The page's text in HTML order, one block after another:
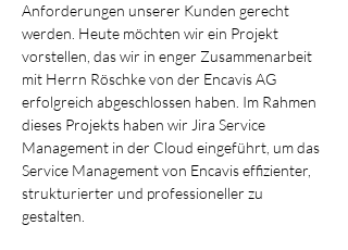
Anforderungen unserer Kunden gerecht
werden. Heute möchten wir ein Projekt
vorstellen, das wir in enger Zusammenarbeit
mit Herrn Röschke von der Encavis AG
erfolgreich abgeschlossen haben. Im Rahmen
dieses Projekts haben wir Jira Service
Management in der Cloud eingeführt, um das
Service Management von Encavis effizienter,
strukturierter und professioneller zu
gestalten.